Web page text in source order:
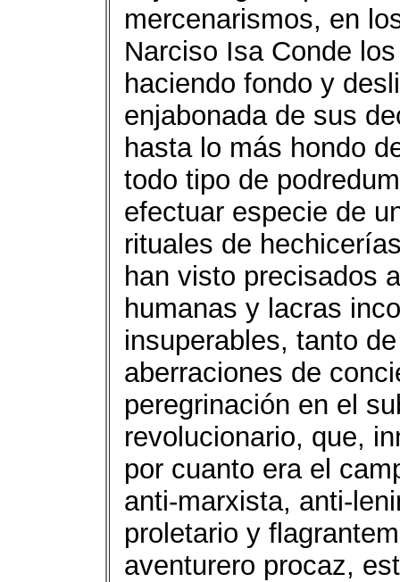
mercenarismos, en
Narciso Isa Conde
haciendo fondo y
enjabonada de sus
hasta lo más hondo
todo tipo de
efectuar especie de
rituales de
han visto precisados
humanas y lacras
insuperables, tanto
aberraciones de
peregrinación en el
revolucionario, que,
por cuanto era el
anti-marxista, anti-
proletario y
aventurero procaz,